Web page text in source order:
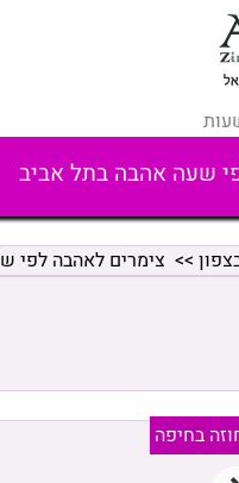
שעה אהבה בתל אביב
>> צימרים לאהבה לפי
בחיפה